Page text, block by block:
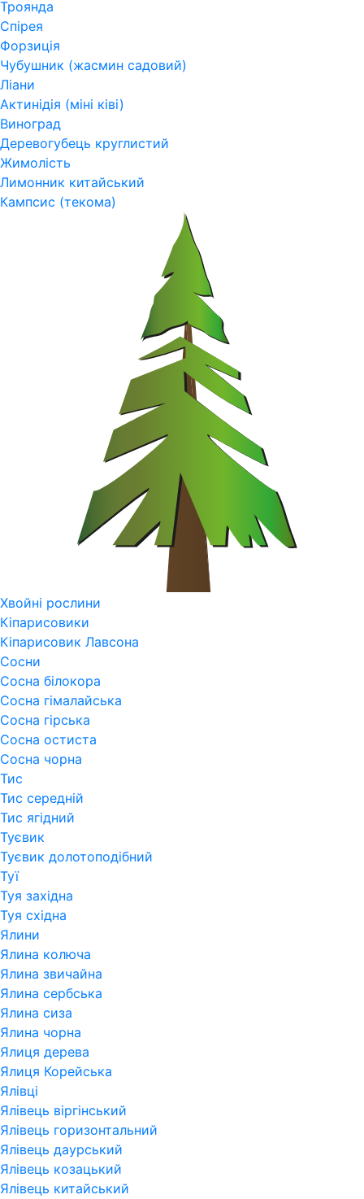
Троянда
Спірея
Форзиція
Чубушник (жасмин садовий)
Ліани
Актинідія (міні ківі)
Виноград
Деревогубець круглистий
Жимолість
Лимонник китайський
Кампсис (текома)
Хвойні рослини
Кіпарисовики
Кіпарисовик Лавсона
Сосни
Сосна білокора
Сосна гімалайська
Сосна гірська
Сосна остиста
Сосна чорна
Тис
Тис середній
Тис ягідний
Туєвик
Туєвик долотоподібний
Туї
Туя західна
Туя східна
Ялини
Ялина колюча
Ялина звичайна
Ялина сербська
Ялина сиза
Ялина чорна
Ялиця дерева
Ялиця Корейська
Ялівці
Ялівець віргінський
Ялівець горизонтальний
Ялівець даурський
Ялівець козацький
Ялівець китайський